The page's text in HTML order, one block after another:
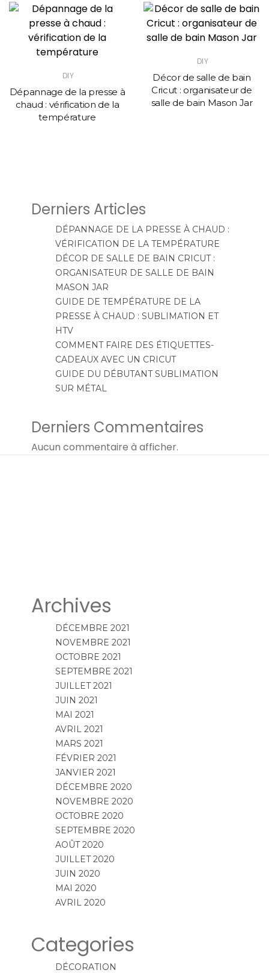
DIY
Dépannage de la presse à
chaud : vérification de la
température
DIY
Décor de salle de bain
Cricut : organisateur de
salle de bain Mason Jar
Derniers Articles
DÉPANNAGE DE LA PRESSE À CHAUD :
VÉRIFICATION DE LA TEMPÉRATURE
DÉCOR DE SALLE DE BAIN CRICUT :
ORGANISATEUR DE SALLE DE BAIN
MASON JAR
GUIDE DE TEMPÉRATURE DE LA
PRESSE À CHAUD : SUBLIMATION ET
HTV
COMMENT FAIRE DES ÉTIQUETTES-
CADEAUX AVEC UN CRICUT
GUIDE DU DÉBUTANT SUBLIMATION
SUR MÉTAL
Derniers Commentaires
Aucun commentaire à afficher.
Archives
DÉCEMBRE 2021
NOVEMBRE 2021
OCTOBRE 2021
SEPTEMBRE 2021
JUILLET 2021
JUIN 2021
MAI 2021
AVRIL 2021
MARS 2021
FÉVRIER 2021
JANVIER 2021
DÉCEMBRE 2020
NOVEMBRE 2020
OCTOBRE 2020
SEPTEMBRE 2020
AOÛT 2020
JUILLET 2020
JUIN 2020
MAI 2020
AVRIL 2020
Categories
DÉCORATION